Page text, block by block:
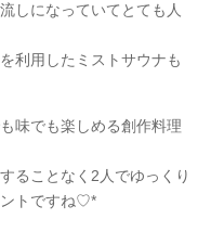
しになっていてとても人
利用したミストサウナも
味でも楽しめる創作料理
ることなく2人でゆっくり
トですね♡*